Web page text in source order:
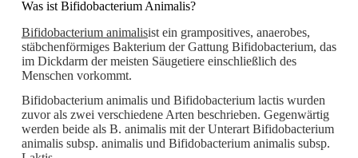
Was ist Bifidobacterium Animalis?
Bifidobacterium animalisist ein grampositives, anaerobes,
stäbchenförmiges Bakterium der Gattung Bifidobacterium, das
im Dickdarm der meisten Säugetiere einschließlich des
Menschen vorkommt.
Bifidobacterium animalis und Bifidobacterium lactis wurden
zuvor als zwei verschiedene Arten beschrieben. Gegenwärtig
werden beide als B. animalis mit der Unterart Bifidobacterium
animalis subsp. animalis und Bifidobacterium animalis subsp.